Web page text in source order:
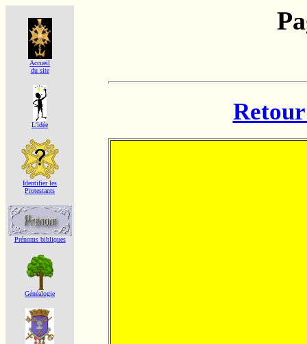
Accueil
du site
L'idée
Identifier les
Protestants
Prénoms bibliques
Généalogie